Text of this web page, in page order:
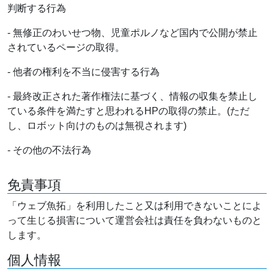
判断する行為
- 無修正のわいせつ物、児童ポルノなど国内で公開が禁止
されているページの取得。
- 他者の権利を不当に侵害する行為
- 最終改正された著作権法に基づく、情報の収集を禁止し
ている条件を満たすと思われるHPの取得の禁止。(ただ
し、ロボット向けのものは無視されます)
- その他の不法行為
免責事項
「ウェブ魚拓」を利用したこと又は利用できないことによ
って生じる損害について運営会社は責任を負わないものと
します。
個人情報